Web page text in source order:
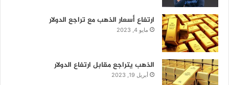
ارتفاع أسعار الذهب مع تراجع الدولار
مايو 4, 2023
الذهب يتراجع مقابل ارتفاع الدولار
أبريل 19, 2023